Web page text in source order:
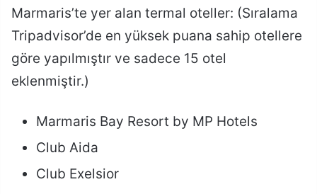
Marmaris’te yer alan termal oteller: (Sıralama
Tripadvisor’de en yüksek puana sahip otellere
göre yapılmıştır ve sadece 15 otel
eklenmiştir.)
Marmaris Bay Resort by MP Hotels
Club Aida
Club Exelsior